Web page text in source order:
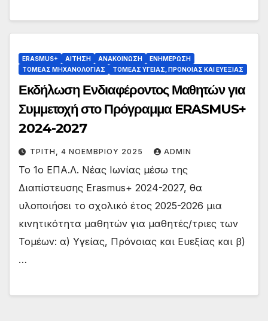
ERASMUS+ ΑΙΤΗΣΗ ΑΝΑΚΟΙΝΩΣΗ
ΕΝΗΜΕΡΩΣΗ
ΤΟΜΕΑΣ ΜΗΧΑΝΟΛΟΓΙΑΣ
ΤΟΜΕΑΣ ΥΓΕΙΑΣ, ΠΡΟΝΟΙΑΣ ΚΑΙ ΕΥΕΞΙΑΣ
Εκδήλωση Ενδιαφέροντος Μαθητών για
Συμμετοχή στο Πρόγραμμα ERASMUS+
2024-2027
ΤΡΊΤΗ, 4 ΝΟΕΜΒΡΊΟΥ 2025 ADMIN
Το 1ο EΠΑ.Λ. Νέας Ιωνίας μέσω της
Διαπίστευσης Erasmus+ 2024-2027, θα
υλοποιήσει το σχολικό έτος 2025-2026 μια
κινητικότητα μαθητών για μαθητές/τριες των
Τομέων: α) Υγείας, Πρόνοιας και Ευεξίας και β)
…